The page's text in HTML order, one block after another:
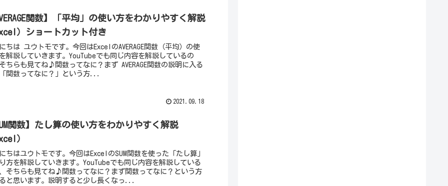
関数】「平均」の使い方をわかりやすく解説
）ショートカット付き
ちは ユウトモです。今回はExcelのAVERAGE関数（平均）の使
解説していきます。YouTubeでも同じ内容を解説しているの
ちらも見てね♪関数ってなに？まず AVERAGE関数の説明に入る
関数ってなに？」という方...
2021.09.18
関数】たし算の使い方をわかりやすく解説
）
ちはユウトモです。今回はExcelのSUM関数を使った「たし算」
方を解説していきます。YouTubeでも同じ内容を解説している
そちらも見てね♪関数ってなに？まず関数ってなに？という方
と思います。説明すると少し長くなっ...